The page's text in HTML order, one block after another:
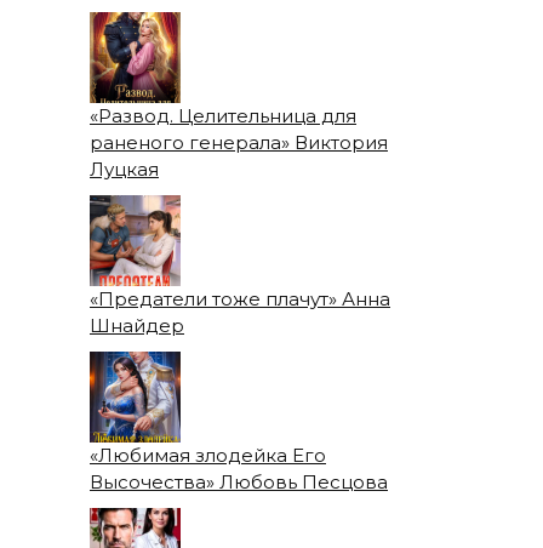
«Развод. Целительница для
раненого генерала» Виктория
Луцкая
«Предатели тоже плачут» Анна
Шнайдер
«Любимая злодейка Его
Высочества» Любовь Песцова